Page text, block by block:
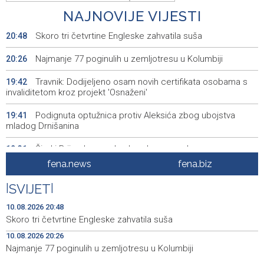
NAJNOVIJE VIJESTI
20:48 Skoro tri četvrtine Engleske zahvatila suša
20:26 Najmanje 77 poginulih u zemljotresu u Kolumbiji
19:42
Travnik: Dodijeljeno osam novih certifikata osobama s
invaliditetom kroz projekt 'Osnaženi'
19:41
Podignuta optužnica protiv Aleksića zbog ubojstva
mladog Drnišanina
19:31
Široki Brijeg bez vode zbog kvara na glavnom
19:10 Announcement of events for Tuesday, 11 August 2026
19:07
Umro istaknuti skladatelj, jazz pijanist i glazbeni
pedagog Neven Frangeš
19:05 Najave događaja za 11. 8. 2026. godine (utorak)
fena.news fena.biz
SVIJET
10.08.2026 20:48
Skoro tri četvrtine Engleske zahvatila suša
10.08.2026 20:26
Najmanje 77 poginulih u zemljotresu u Kolumbiji